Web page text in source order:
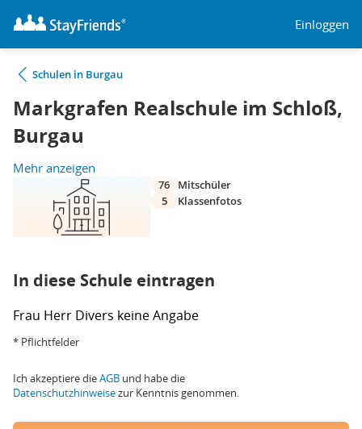
Einloggen
Schulen in Burgau
Markgrafen Realschule im Schloß,
Burgau
Mehr anzeigen
76
Mitschüler
5
Klassenfotos
In diese Schule eintragen
Frau Herr Divers keine Angabe
* Pflichtfelder
Ich akzeptiere dieAGB und habe die
Datenschutzhinweisezur Kenntnis genommen.